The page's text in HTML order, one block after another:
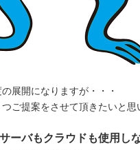
展開になりますが・・・
ご提案をさせて頂きたいと思
ーバもクラウドも使用し